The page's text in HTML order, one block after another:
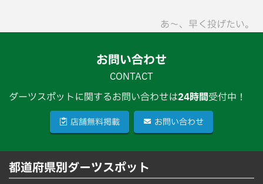
あ〜、早く投げたい。
お問い合わせ
CONTACT
ダーツスポットに関するお問い合わせは24時間受付中！
店舗無料掲載 お問い合わせ
都道府県別ダーツスポット